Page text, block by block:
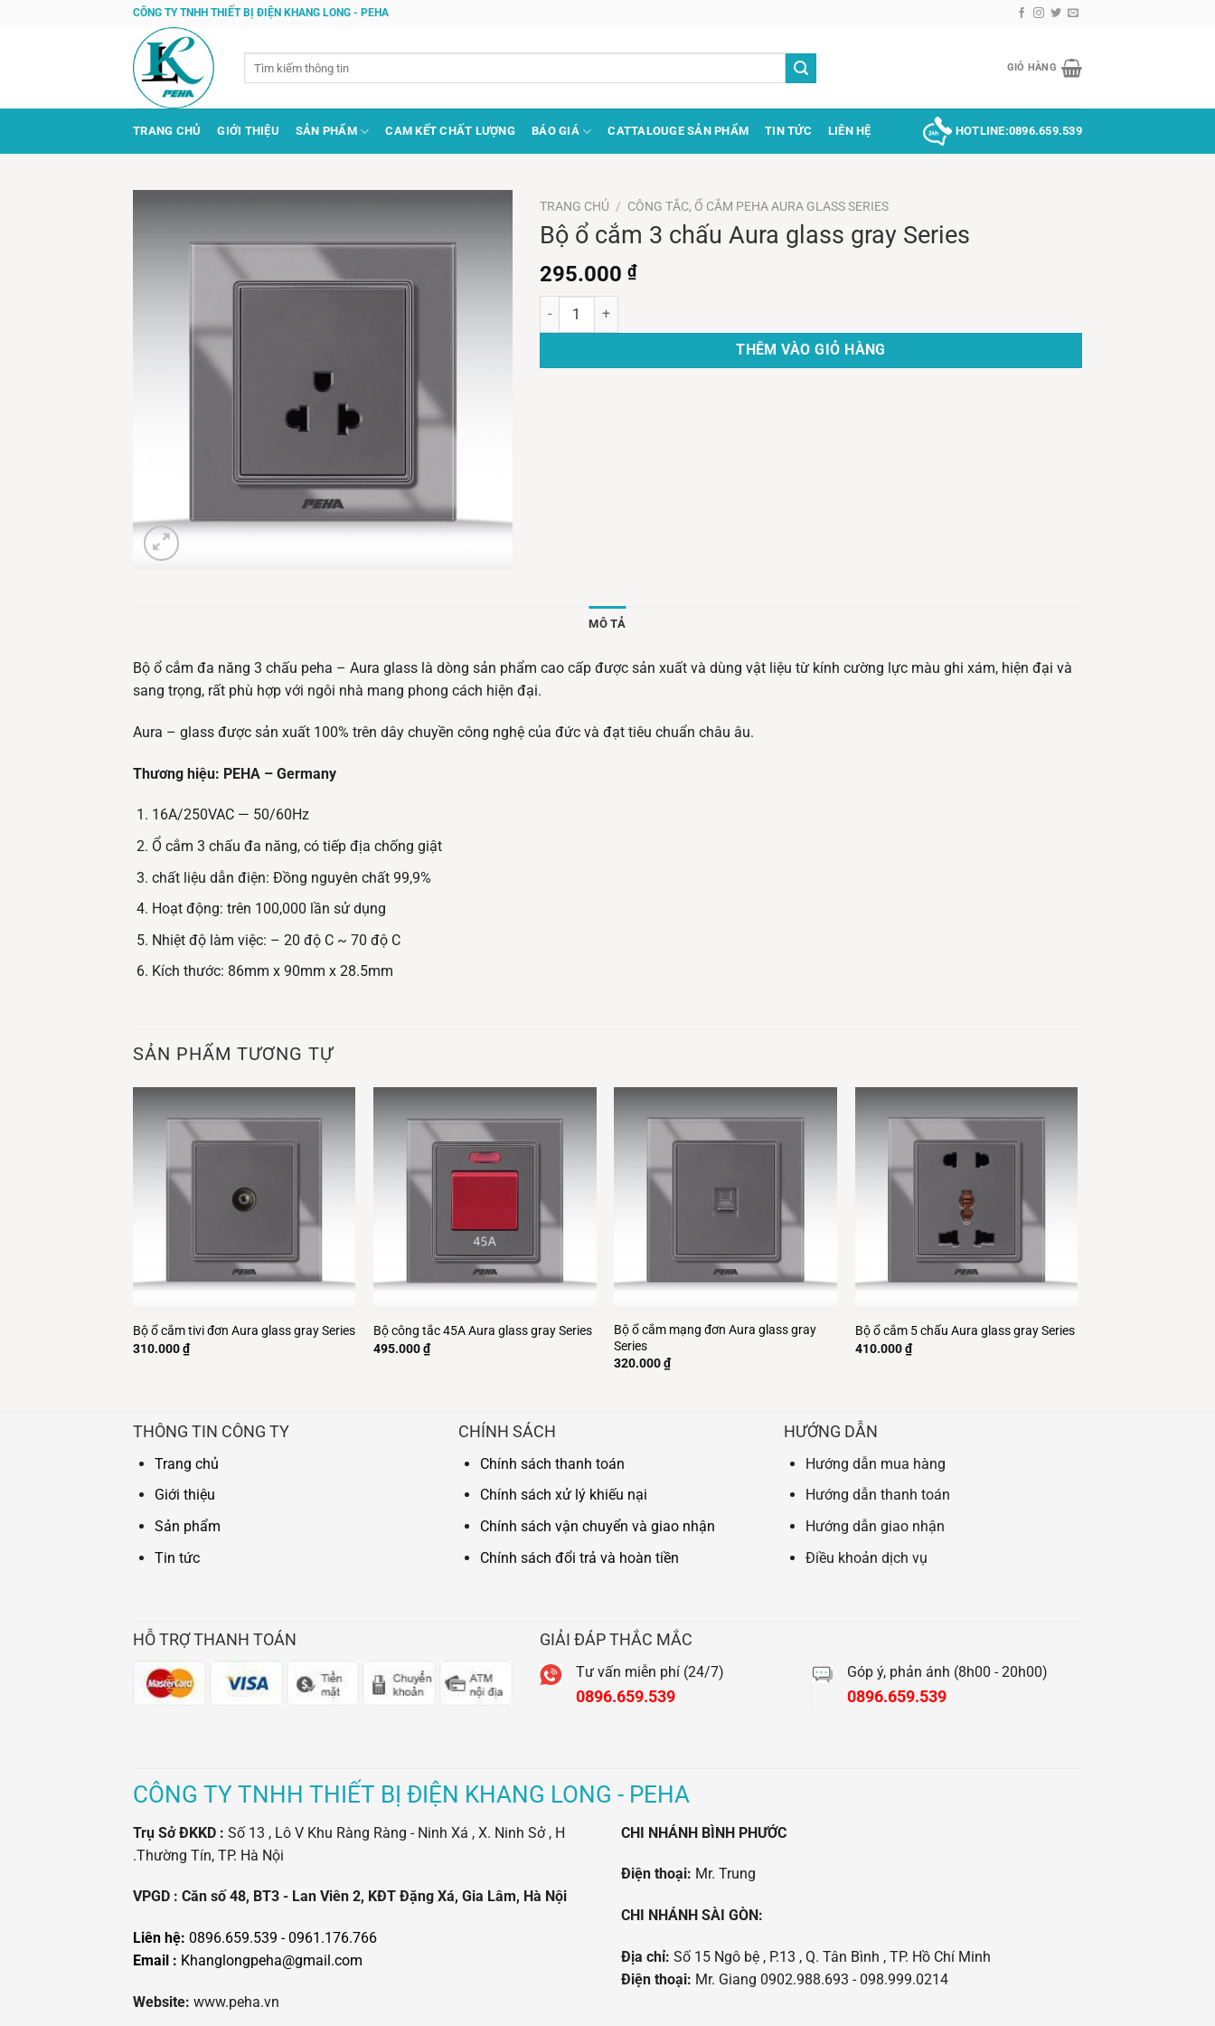
CÔNG TY TNHH THIẾT BỊ ĐIỆN KHANG LONG - PEHA
GIỎ HÀNG
TRANG CHỦ GIỚI THIỆU SẢN PHẨM CAM KẾT CHẤT LƯỢNG BÁO GIÁ CATTALOUGE SẢN PHẨM TIN TỨC LIÊN HỆ HOTLINE:0896.659.539
TRANG CHỦ / CÔNG TẮC, Ổ CẮM PEHA AURA GLASS SERIES
Bộ ổ cắm 3 chấu Aura glass gray Series
295.000 ₫
Bộ ổ cắm 3 chấu Aura glass gray Series số lượng
THÊM VÀO GIỎ HÀNG
MÔ TẢ
Bộ ổ cắm đa năng 3 chấu peha – Aura glass là dòng sản phẩm cao cấp được sản xuất và dùng vật liệu từ kính cường lực màu ghi xám, hiện đại và
sang trọng, rất phù hợp với ngôi nhà mang phong cách hiện đại.
Aura – glass được sản xuất 100% trên dây chuyền công nghệ của đức và đạt tiêu chuẩn châu âu.
Thương hiệu: PEHA – Germany
16A/250VAC — 50/60Hz
Ổ cắm 3 chấu đa năng, có tiếp địa chống giật
chất liệu dẫn điện: Đồng nguyên chất 99,9%
Hoạt động: trên 100,000 lần sử dụng
Nhiệt độ làm việc: – 20 độ C ~ 70 độ C
Kích thước: 86mm x 90mm x 28.5mm
SẢN PHẨM TƯƠNG TỰ
Bộ ổ cắm tivi đơn Aura glass gray Series
310.000₫
Bộ công tắc 45A Aura glass gray Series
495.000₫
Bộ ổ cắm mạng đơn Aura glass gray
Series
320.000₫
Bộ ổ cắm 5 chấu Aura glass gray Series
410.000₫
THÔNG TIN CÔNG TY
Trang chủ
Giới thiệu
Sản phẩm
Tin tức
CHÍNH SÁCH
Chính sách thanh toán
Chính sách xử lý khiếu nại
Chính sách vận chuyển và giao nhận
Chính sách đổi trả và hoàn tiền
HƯỚNG DẪN
Hướng dẫn mua hàng
Hướng dẫn thanh toán
Hướng dẫn giao nhận
Điều khoản dịch vụ
HỖ TRỢ THANH TOÁN GIẢI ĐÁP THẮC MẮC
Tư vấn miễn phí (24/7)
0896.659.539
Góp ý, phản ánh (8h00 - 20h00)
0896.659.539
CÔNG TY TNHH THIẾT BỊ ĐIỆN KHANG LONG - PEHA
Trụ Sở ĐKKD : Số 13 , Lô V Khu Ràng Ràng - Ninh Xá , X. Ninh Sở , H
.Thường Tín, TP. Hà Nội
VPGD : Căn số 48, BT3 - Lan Viên 2, KĐT Đặng Xá, Gia Lâm, Hà Nội
Liên hệ: 0896.659.539 - 0961.176.766
Email : Khanglongpeha@gmail.com
Website: www.peha.vn
CHI NHÁNH BÌNH PHƯỚC
Điện thoại: Mr. Trung
CHI NHÁNH SÀI GÒN:
Địa chỉ: Số 15 Ngô bệ , P.13 , Q. Tân Bình , TP. Hồ Chí Minh
Điện thoại: Mr. Giang 0902.988.693 - 098.999.0214